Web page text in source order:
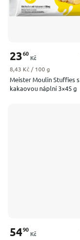
Meister Moulin Stuffies s
kakaovou náplní 3×45 g
2360
Kč
Měrná cena:
8,43 Kč / 100 g
5490
Kč